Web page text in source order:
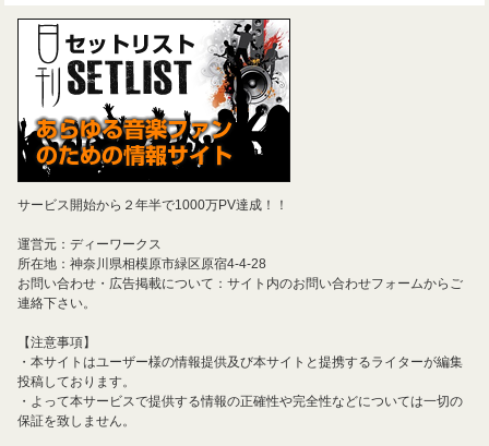
サービス開始から２年半で1000万PV達成！！
運営元：ディーワークス
所在地：神奈川県相模原市緑区原宿4-4-28
お問い合わせ・広告掲載について：サイト内のお問い合わせフォームからご
連絡下さい。
【注意事項】
・本サイトはユーザー様の情報提供及び本サイトと提携するライターが編集
投稿しております。
・よって本サービスで提供する情報の正確性や完全性などについては一切の
保証を致しません。